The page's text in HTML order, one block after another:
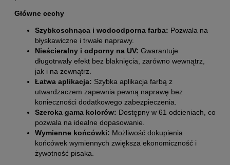
Główne cechy
Szybkoschnąca i wodoodporna farba: Pozwala na
błyskawiczne i trwałe naprawy.
Nieścieralny i odporny na UV: Gwarantuje
długotrwały efekt bez blaknięcia, zarówno wewnątrz,
jak i na zewnątrz.
Łatwa aplikacja: Szybka aplikacja farbą z
utwardzaczem zapewnia pewną naprawę bez
konieczności dodatkowego zabezpieczenia.
Szeroka gama kolorów: Dostępny w 61 odcieniach, co
pozwala na idealne dopasowanie.
Wymienne końcówki: Możliwość dokupienia
końcówek wymiennych zwiększa ekonomiczność i
żywotność pisaka.